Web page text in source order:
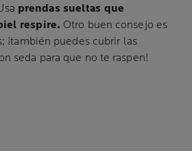
prendas sueltas que
respire. Otro buen consejo es
¡también puedes cubrir las
seda para que no te raspen!